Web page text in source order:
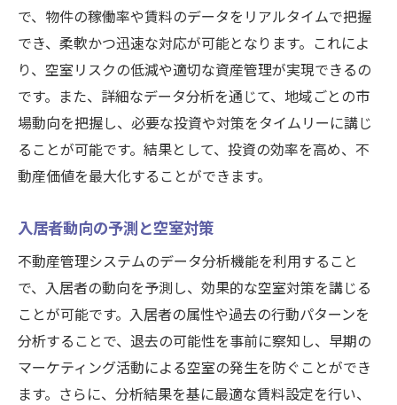
で、物件の稼働率や賃料のデータをリアルタイムで把握
でき、柔軟かつ迅速な対応が可能となります。これによ
り、空室リスクの低減や適切な資産管理が実現できるの
です。また、詳細なデータ分析を通じて、地域ごとの市
場動向を把握し、必要な投資や対策をタイムリーに講じ
ることが可能です。結果として、投資の効率を高め、不
動産価値を最大化することができます。
入居者動向の予測と空室対策
不動産管理システムのデータ分析機能を利用すること
で、入居者の動向を予測し、効果的な空室対策を講じる
ことが可能です。入居者の属性や過去の行動パターンを
分析することで、退去の可能性を事前に察知し、早期の
マーケティング活動による空室の発生を防ぐことができ
ます。さらに、分析結果を基に最適な賃料設定を行い、